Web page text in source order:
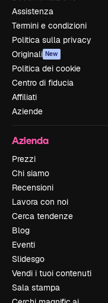
Assistenza
Termini e condizioni
Politica sulla privacy
Originali New
Politica dei cookie
Centro di fiducia
Affiliati
Aziende
Azienda
Prezzi
Chi siamo
Recensioni
Lavora con noi
Cerca tendenze
Blog
Eventi
Slidesgo
Vendi i tuoi contenuti
Sala stampa